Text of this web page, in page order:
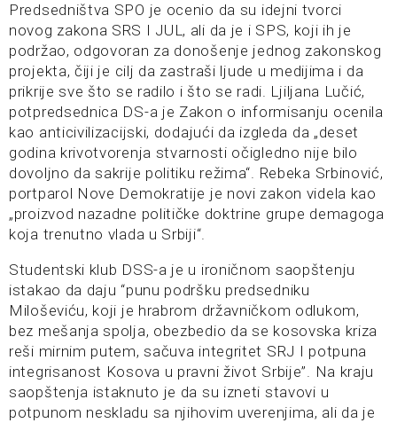
Predsedništva SPO je ocenio da su idejni tvorci
novog zakona SRS I JUL, ali da je i SPS, koji ih je
podržao, odgovoran za donošenje jednog zakonskog
projekta, čiji je cilj da zastraši ljude u medijima i da
prikrije sve što se radilo i što se radi. Ljiljana Lučić,
potpredsednica DS-a je Zakon o informisanju ocenila
kao anticivilizacijski, dodajući da izgleda da „deset
godina krivotvorenja stvarnosti očigledno nije bilo
dovoljno da sakrije politiku režima“. Rebeka Srbinović,
portparol Nove Demokratije je novi zakon videla kao
„proizvod nazadne političke doktrine grupe demagoga
koja trenutno vlada u Srbiji“.
Studentski klub DSS-a je u ironičnom saopštenju
istakao da daju “punu podršku predsedniku
Miloševiću, koji je hrabrom državničkom odlukom,
bez mešanja spolja, obezbedio da se kosovska kriza
reši mirnim putem, sačuva integritet SRJ I potpuna
integrisanost Kosova u pravni život Srbije”. Na kraju
saopštenja istaknuto je da su izneti stavovi u
potpunom neskladu sa njihovim uverenjima, ali da je